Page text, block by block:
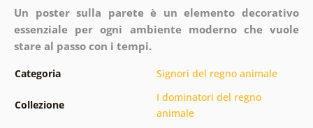
Un poster sulla parete è un elemento decorativo
essenziale per ogni ambiente moderno che vuole
stare al passo con i tempi.
Categoria Signori del regno animale
Collezione
I dominatori del regno
animale